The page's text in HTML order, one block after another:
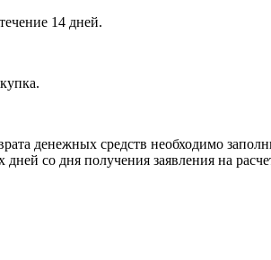
14 дней.
денежных средств необходимо
со дня получения заявления на